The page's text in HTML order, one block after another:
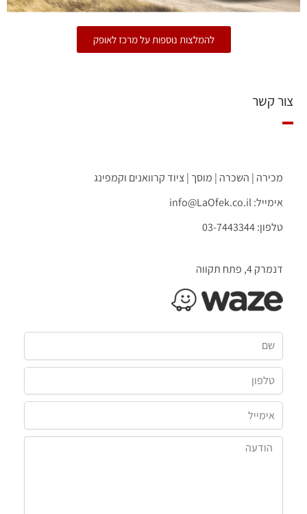
להמלצות נוספות על מרכז לאופק
צור קשר
מכירה | השכרה | מוסך | ציוד קרוואנים וקמפינג
אימייל:info@LaOfek.co.il
טלפון: 03-7443344
דנמרק 4, פתח תקווה